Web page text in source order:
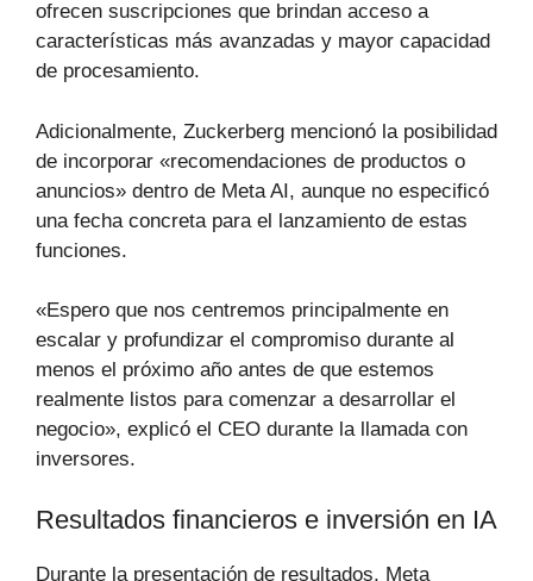
ofrecen suscripciones que brindan acceso a
características más avanzadas y mayor capacidad
de procesamiento.
Adicionalmente, Zuckerberg mencionó la posibilidad
de incorporar «recomendaciones de productos o
anuncios» dentro de Meta AI, aunque no especificó
una fecha concreta para el lanzamiento de estas
funciones.
«Espero que nos centremos principalmente en
escalar y profundizar el compromiso durante al
menos el próximo año antes de que estemos
realmente listos para comenzar a desarrollar el
negocio», explicó el CEO durante la llamada con
inversores.
Resultados financieros e inversión en IA
Durante la presentación de resultados, Meta